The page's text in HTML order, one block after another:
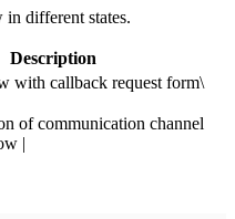
different states.
Description
with callback request form\
of communication channel
|